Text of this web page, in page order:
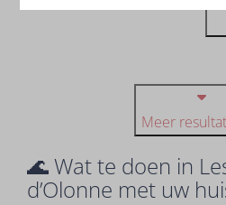
Meer
🌊 Wat te doen in
d’Olonne met uw